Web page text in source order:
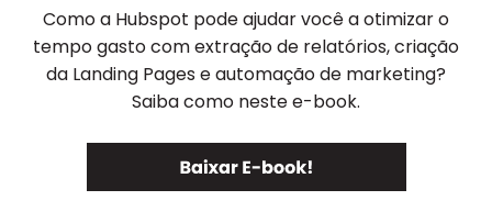
Como a Hubspot pode ajudar você a otimizar o
tempo gasto com extração de relatórios, criação
da Landing Pages e automação de marketing?
Saiba como neste e-book.